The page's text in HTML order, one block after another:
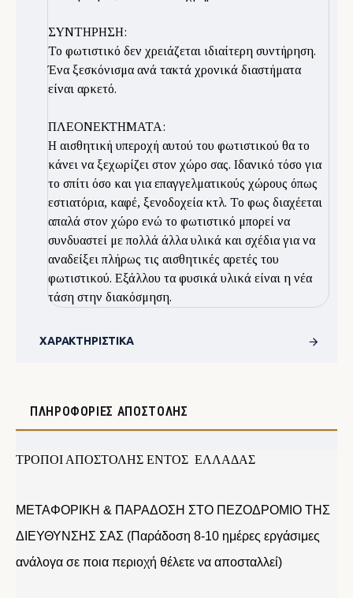
ΣΥΝΤΗΡΗΣΗ:
Το φωτιστικό δεν χρειάζεται ιδιαίτερη συντήρηση.
Ένα ξεσκόνισμα ανά τακτά χρονικά διαστήματα
είναι αρκετό.
ΠΛΕΟΝΕΚΤΗΜΑΤΑ:
Η αισθητική υπεροχή αυτού του φωτιστικού θα το
κάνει να ξεχωρίζει στον χώρο σας. Ιδανικό τόσο για
το σπίτι όσο και για επαγγελματικούς χώρους όπως
εστιατόρια, καφέ, ξενοδοχεία κτλ. Το φως διαχέεται
απαλά στον χώρο ενώ το φωτιστικό μπορεί να
συνδυαστεί με πολλά άλλα υλικά και σχέδια για να
αναδείξει πλήρως τις αισθητικές αρετές του
φωτιστικού. Εξάλλου τα φυσικά υλικά είναι η νέα
τάση στην διακόσμηση.
ΧΑΡΑΚΤΗΡΙΣΤΙΚΆ
ΠΛΗΡΟΦΟΡΊΕΣ ΑΠΟΣΤΟΛΉΣ
ΤΡΟΠΟΙ ΑΠΟΣΤΟΛΗΣ ΕΝΤΟΣ ΕΛΛΑΔΑΣ
ΜΕΤΑΦΟΡΙΚΗ & ΠΑΡΑΔΟΣΗ ΣΤΟ ΠΕΖΟΔΡΟΜΙΟ ΤΗΣ
ΔΙΕΥΘΥΝΣΗΣ ΣΑΣ (Παράδοση 8-10 ημέρες εργάσιμες
ανάλογα σε ποια περιοχή θέλετε να αποσταλλεί)